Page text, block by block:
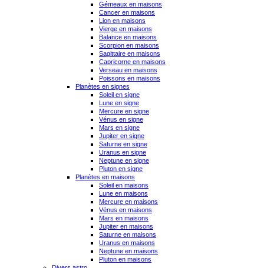
Gémeaux en maisons
Cancer en maisons
Lion en maisons
Vierge en maisons
Balance en maisons
Scorpion en maisons
Sagittaire en maisons
Capricorne en maisons
Verseau en maisons
Poissons en maisons
Planètes en signes
Soleil en signe
Lune en signe
Mercure en signe
Vénus en signe
Mars en signe
Jupiter en signe
Saturne en signe
Uranus en signe
Neptune en signe
Pluton en signe
Planètes en maisons
Soleil en maisons
Lune en maisons
Mercure en maisons
Vénus en maisons
Mars en maisons
Jupiter en maisons
Saturne en maisons
Uranus en maisons
Neptune en maisons
Pluton en maisons